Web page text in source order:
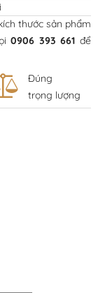
thước sản phẩm
0906 393 661 để
Đúng
trọng lượng